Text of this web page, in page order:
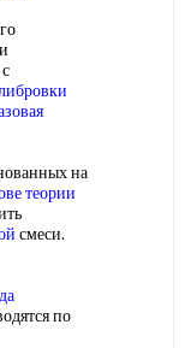
с
на
теории
смеси.
по